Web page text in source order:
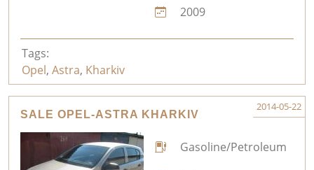
2009
Tags:
Opel, Astra, Kharkiv
SALE OPEL-ASTRA KHARKIV
2014-05-22
Gasoline/Petroleum